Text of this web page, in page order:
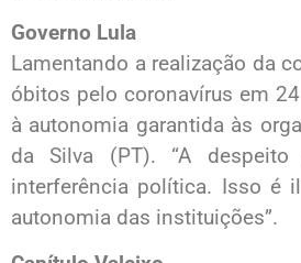
Governo Lula
Lamentando a realização da
óbitos pelo coronavírus em
à autonomia garantida às
da Silva (PT). “A despeito
interferência política. Isso é
autonomia das instituições”.